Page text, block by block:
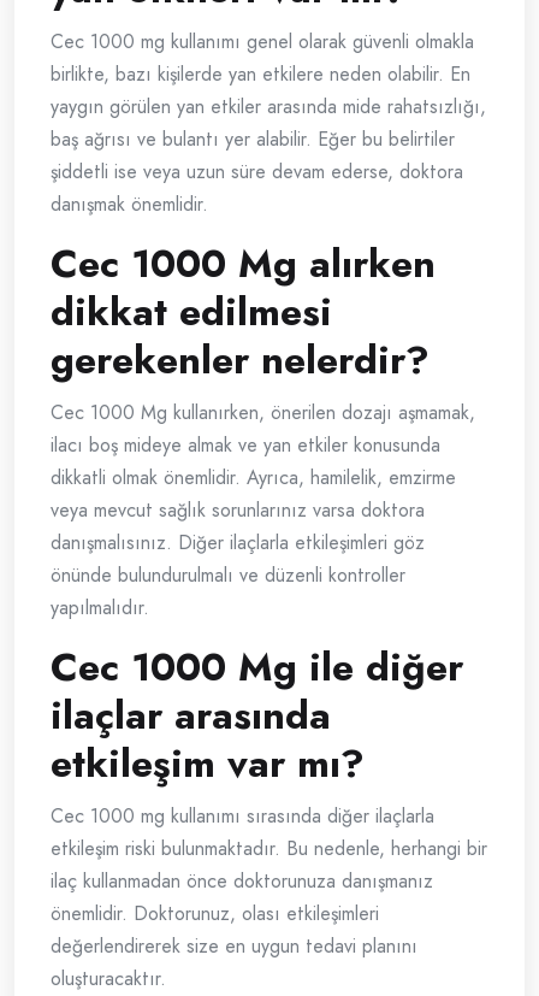
Cec 1000 mg kullanımı genel olarak güvenli olmakla
birlikte, bazı kişilerde yan etkilere neden olabilir. En
yaygın görülen yan etkiler arasında mide rahatsızlığı,
baş ağrısı ve bulantı yer alabilir. Eğer bu belirtiler
şiddetli ise veya uzun süre devam ederse, doktora
danışmak önemlidir.
Cec 1000 Mg alırken
dikkat edilmesi
gerekenler nelerdir?
Cec 1000 Mg kullanırken, önerilen dozajı aşmamak,
ilacı boş mideye almak ve yan etkiler konusunda
dikkatli olmak önemlidir. Ayrıca, hamilelik, emzirme
veya mevcut sağlık sorunlarınız varsa doktora
danışmalısınız. Diğer ilaçlarla etkileşimleri göz
önünde bulundurulmalı ve düzenli kontroller
yapılmalıdır.
Cec 1000 Mg ile diğer
ilaçlar arasında
etkileşim var mı?
Cec 1000 mg kullanımı sırasında diğer ilaçlarla
etkileşim riski bulunmaktadır. Bu nedenle, herhangi bir
ilaç kullanmadan önce doktorunuza danışmanız
önemlidir. Doktorunuz, olası etkileşimleri
değerlendirerek size en uygun tedavi planını
oluşturacaktır.